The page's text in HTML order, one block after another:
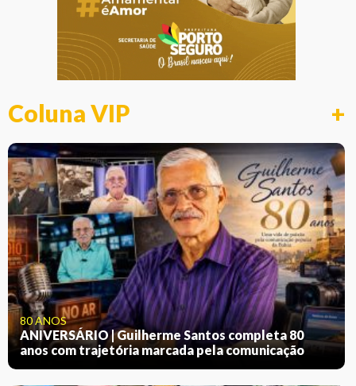
Coluna VIP +
80 ANOS
ANIVERSÁRIO | Guilherme Santos completa 80
anos com trajetória marcada pela comunicação